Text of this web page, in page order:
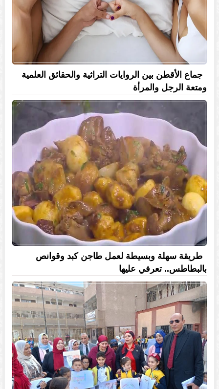
جماع الأقطن بين الروايات التراثية والحقائق العلمية
ومتعة الرجل والمرأة
طريقة سهلة وبسيطة لعمل طاجن كبد وقوانص
بالبطاطس.. تعرفي عليها